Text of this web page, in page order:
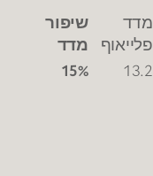
מדד
פלייאוף
שיפור
מדד
13.2
15%